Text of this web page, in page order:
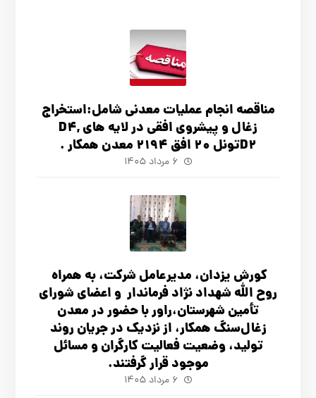
مناقصه انجام عملیات معدنی شامل:استخراج
زغال و پیشروی افقی در لایه های D4,
D2تونل 20 افق 2194 معدن همکار .
۶ مرداد ۱۴۰۵
کورش یزدان، مدیرعامل شرکت، به همراه
روح الله شهداد نژاد فرماندار و اعضای شورای
تأ‌مین شهرستان،راور با حضور در معدن
زغال‌سنگ همکار، از نزدیک در جریان روند
تولید، وضعیت فعالیت کارگران و مسائل
موجود قرار گرفتند.
۶ مرداد ۱۴۰۵